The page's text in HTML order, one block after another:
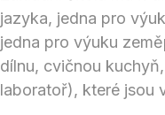
jazyka, jedna pro
jedna pro výuku
dílnu, cvičnou
laboratoř), které jsou